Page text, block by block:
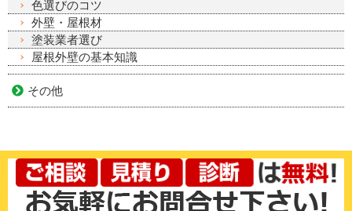
色選びのコツ
外壁・屋根材
塗装業者選び
屋根外壁の基本知識
その他